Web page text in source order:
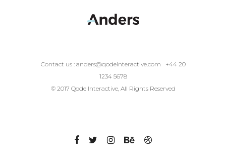
Contact us : anders@qodeinteractive.com
+44 20
1234 5678
© 2017 Qode Interactive, All Rights Reserved